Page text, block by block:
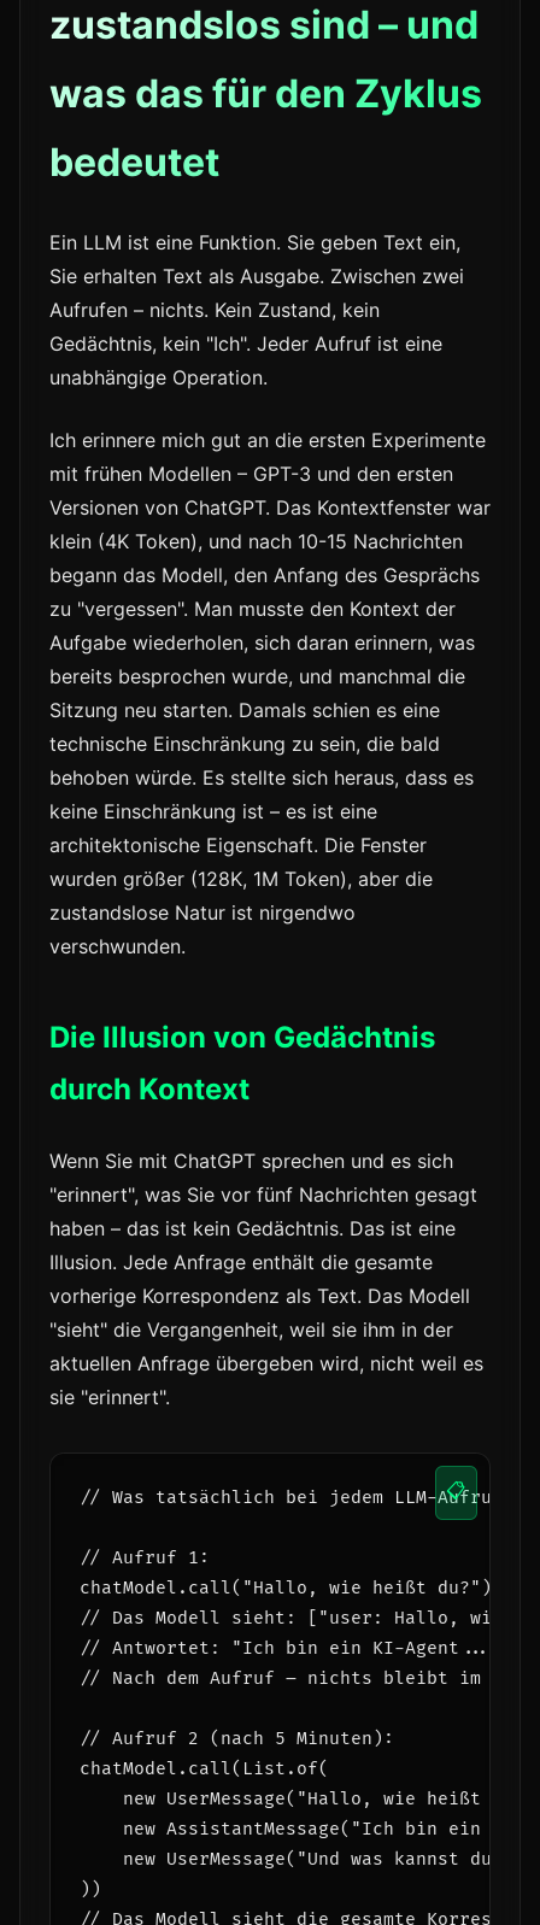
zustandslos sind – und
was das für den Zyklus
bedeutet
Ein LLM ist eine Funktion. Sie geben Text ein,
Sie erhalten Text als Ausgabe. Zwischen zwei
Aufrufen – nichts. Kein Zustand, kein
Gedächtnis, kein "Ich". Jeder Aufruf ist eine
unabhängige Operation.
Ich erinnere mich gut an die ersten Experimente
mit frühen Modellen – GPT-3 und den ersten
Versionen von ChatGPT. Das Kontextfenster war
klein (4K Token), und nach 10-15 Nachrichten
begann das Modell, den Anfang des Gesprächs
zu "vergessen". Man musste den Kontext der
Aufgabe wiederholen, sich daran erinnern, was
bereits besprochen wurde, und manchmal die
Sitzung neu starten. Damals schien es eine
technische Einschränkung zu sein, die bald
behoben würde. Es stellte sich heraus, dass es
keine Einschränkung ist – es ist eine
architektonische Eigenschaft. Die Fenster
wurden größer (128K, 1M Token), aber die
zustandslose Natur ist nirgendwo
verschwunden.
Die Illusion von Gedächtnis
durch Kontext
Wenn Sie mit ChatGPT sprechen und es sich
"erinnert", was Sie vor fünf Nachrichten gesagt
haben – das ist kein Gedächtnis. Das ist eine
Illusion. Jede Anfrage enthält die gesamte
vorherige Korrespondenz als Text. Das Modell
"sieht" die Vergangenheit, weil sie ihm in der
aktuellen Anfrage übergeben wird, nicht weil es
sie "erinnert".
// Was tatsächlich bei jedem LLM-Aufruf
// Aufruf 1:
chatModel.call("Hallo, wie heißt du?")
// Das Modell sieht: ["user: Hallo, wie
// Antwortet: "Ich bin ein KI-Agent..."
// Nach dem Aufruf – nichts bleibt im
// Aufruf 2 (nach 5 Minuten):
chatModel.call(List.of(
new UserMessage("Hallo, wie heißt
new AssistantMessage("Ich bin ein KI-
new UserMessage("Und was kannst du?")
))
// Das Modell sieht die gesamte
📋